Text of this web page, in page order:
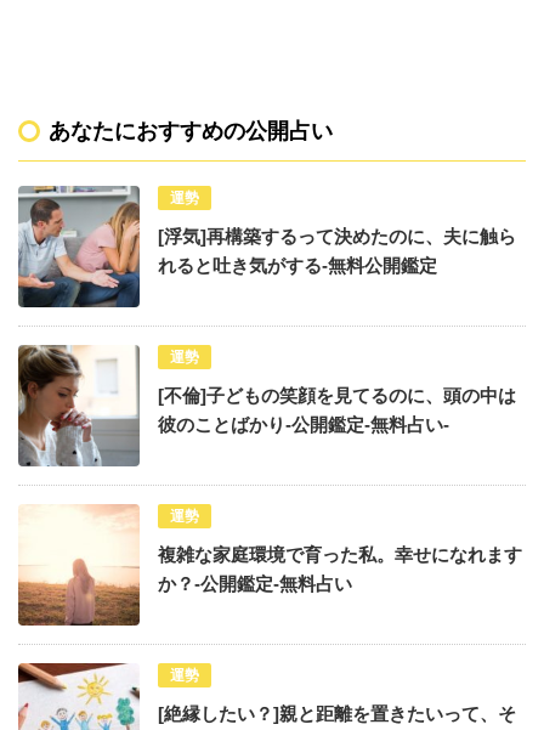
あなたにおすすめの公開占い
運勢
[浮気]再構築するって決めたのに、夫に触ら
れると吐き気がする-無料公開鑑定
運勢
[不倫]子どもの笑顔を見てるのに、頭の中は
彼のことばかり-公開鑑定-無料占い-
運勢
複雑な家庭環境で育った私。幸せになれます
か？-公開鑑定-無料占い
運勢
[絶縁したい？]親と距離を置きたいって、そ